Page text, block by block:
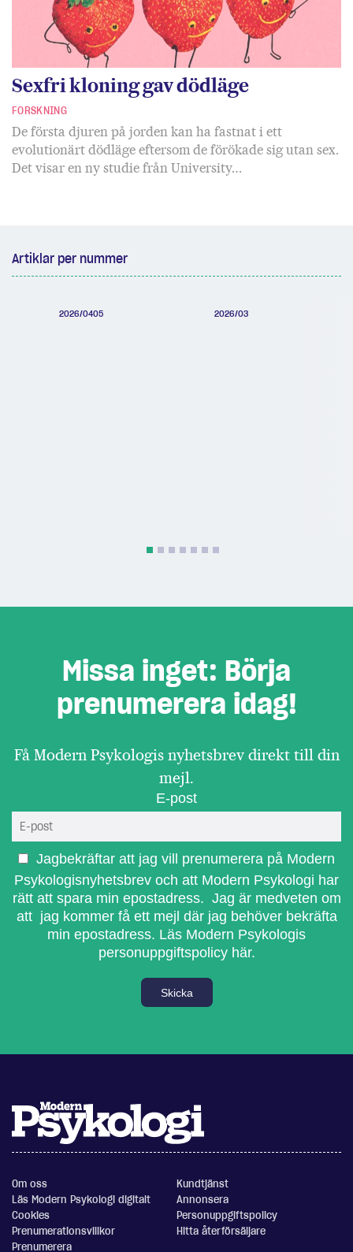
Sexfri kloning gav dödläge
FORSKNING
De första djuren på jorden kan ha fastnat i ett
evolutionärt dödläge eftersom de förökade sig utan sex.
Det visar en ny studie från University…
Artiklar per nummer
2026/0405 2026/03
Missa inget: Börja
prenumerera idag!
Få Modern Psykologis nyhetsbrev direkt till din
mejl.
E-post
Jagbekräftar att jag vill prenumerera på Modern
Psykologisnyhetsbrev och att Modern Psykologi har
rätt att spara min epostadress. Jag är medveten om
att jag kommer få ett mejl där jag behöver bekräfta
min epostadress. Läs Modern Psykologis
personuppgiftspolicy här.
Skicka
Om oss
Kundtjänst
Läs Modern Psykologi digitalt
Annonsera
Cookies
Personuppgiftspolicy
Prenumerationsvillkor
Hitta återförsäljare
Prenumerera